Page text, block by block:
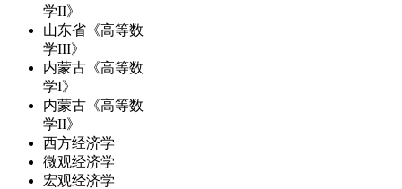
学II》
山东省《高等数
学III》
内蒙古《高等数
学I》
内蒙古《高等数
学II》
西方经济学
微观经济学
宏观经济学